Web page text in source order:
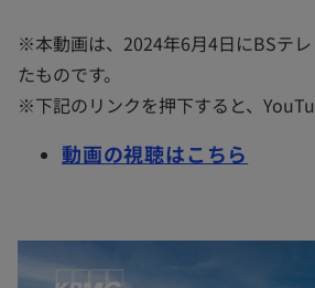
※本動画は、2024年6月4日にBSテ
たものです。
※下記のリンクを押下すると、
動画の視聴はこちら